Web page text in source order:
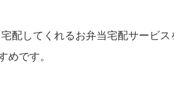
配してくれるお弁当宅配サービス
めです。